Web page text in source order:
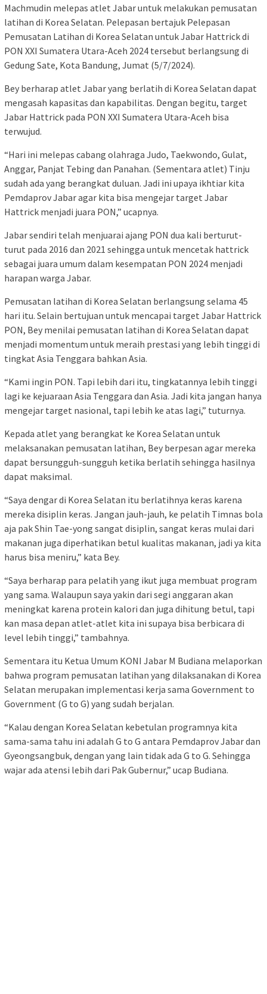
Machmudin melepas atlet Jabar untuk melakukan pemusatan
latihan di Korea Selatan. Pelepasan bertajuk Pelepasan
Pemusatan Latihan di Korea Selatan untuk Jabar Hattrick di
PON XXI Sumatera Utara-Aceh 2024 tersebut berlangsung di
Gedung Sate, Kota Bandung, Jumat (5/7/2024).
Bey berharap atlet Jabar yang berlatih di Korea Selatan dapat
mengasah kapasitas dan kapabilitas. Dengan begitu, target
Jabar Hattrick pada PON XXI Sumatera Utara-Aceh bisa
terwujud.
“Hari ini melepas cabang olahraga Judo, Taekwondo, Gulat,
Anggar, Panjat Tebing dan Panahan. (Sementara atlet) Tinju
sudah ada yang berangkat duluan. Jadi ini upaya ikhtiar kita
Pemdaprov Jabar agar kita bisa mengejar target Jabar
Hattrick menjadi juara PON,” ucapnya.
Jabar sendiri telah menjuarai ajang PON dua kali berturut-
turut pada 2016 dan 2021 sehingga untuk mencetak hattrick
sebagai juara umum dalam kesempatan PON 2024 menjadi
harapan warga Jabar.
Pemusatan latihan di Korea Selatan berlangsung selama 45
hari itu. Selain bertujuan untuk mencapai target Jabar Hattrick
PON, Bey menilai pemusatan latihan di Korea Selatan dapat
menjadi momentum untuk meraih prestasi yang lebih tinggi di
tingkat Asia Tenggara bahkan Asia.
“Kami ingin PON. Tapi lebih dari itu, tingkatannya lebih tinggi
lagi ke kejuaraan Asia Tenggara dan Asia. Jadi kita jangan hanya
mengejar target nasional, tapi lebih ke atas lagi,” tuturnya.
Kepada atlet yang berangkat ke Korea Selatan untuk
melaksanakan pemusatan latihan, Bey berpesan agar mereka
dapat bersungguh-sungguh ketika berlatih sehingga hasilnya
dapat maksimal.
“Saya dengar di Korea Selatan itu berlatihnya keras karena
mereka disiplin keras. Jangan jauh-jauh, ke pelatih Timnas bola
aja pak Shin Tae-yong sangat disiplin, sangat keras mulai dari
makanan juga diperhatikan betul kualitas makanan, jadi ya kita
harus bisa meniru,” kata Bey.
“Saya berharap para pelatih yang ikut juga membuat program
yang sama. Walaupun saya yakin dari segi anggaran akan
meningkat karena protein kalori dan juga dihitung betul, tapi
kan masa depan atlet-atlet kita ini supaya bisa berbicara di
level lebih tinggi,” tambahnya.
Sementara itu Ketua Umum KONI Jabar M Budiana melaporkan
bahwa program pemusatan latihan yang dilaksanakan di Korea
Selatan merupakan implementasi kerja sama Government to
Government (G to G) yang sudah berjalan.
“Kalau dengan Korea Selatan kebetulan programnya kita
sama-sama tahu ini adalah G to G antara Pemdaprov Jabar dan
Gyeongsangbuk, dengan yang lain tidak ada G to G. Sehingga
wajar ada atensi lebih dari Pak Gubernur,” ucap Budiana.